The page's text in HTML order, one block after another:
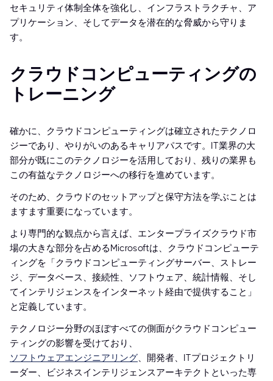
セキュリティ体制全体を強化し、インフラストラクチャ、ア
プリケーション、そしてデータを潜在的な脅威から守りま
す。
クラウドコンピューティングの
トレーニング
確かに、クラウドコンピューティングは確立されたテクノロ
ジーであり、やりがいのあるキャリアパスです。IT業界の大
部分が既にこのテクノロジーを活用しており、残りの業界も
この有益なテクノロジーへの移行を進めています。
そのため、クラウドのセットアップと保守方法を学ぶことは
ますます重要になっています。
より専門的な観点から言えば、エンタープライズクラウド市
場の大きな部分を占めるMicrosoftは、クラウドコンピューテ
ィングを「クラウドコンピューティングサーバー、ストレー
ジ、データベース、接続性、ソフトウェア、統計情報、そし
てインテリジェンスをインターネット経由で提供すること」
と定義しています。
テクノロジー分野のほぼすべての側面がクラウドコンピュー
ティングの影響を受けており、
ソフトウェアエンジニアリング、開発者、ITプロジェクトリ
ーダー、ビジネスインテリジェンスアーキテクトといった専